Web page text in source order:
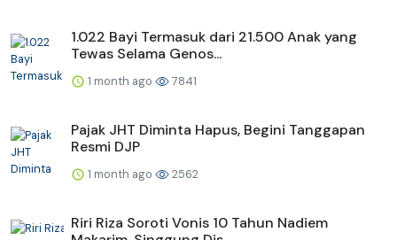
1.022 Bayi Termasuk dari 21.500 Anak yang
Tewas Selama Genos...
1 month ago 7841
Pajak JHT Diminta Hapus, Begini Tanggapan
Resmi DJP
1 month ago 2562
Riri Riza Soroti Vonis 10 Tahun Nadiem